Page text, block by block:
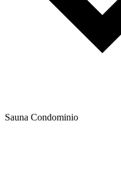
Sauna Condominio